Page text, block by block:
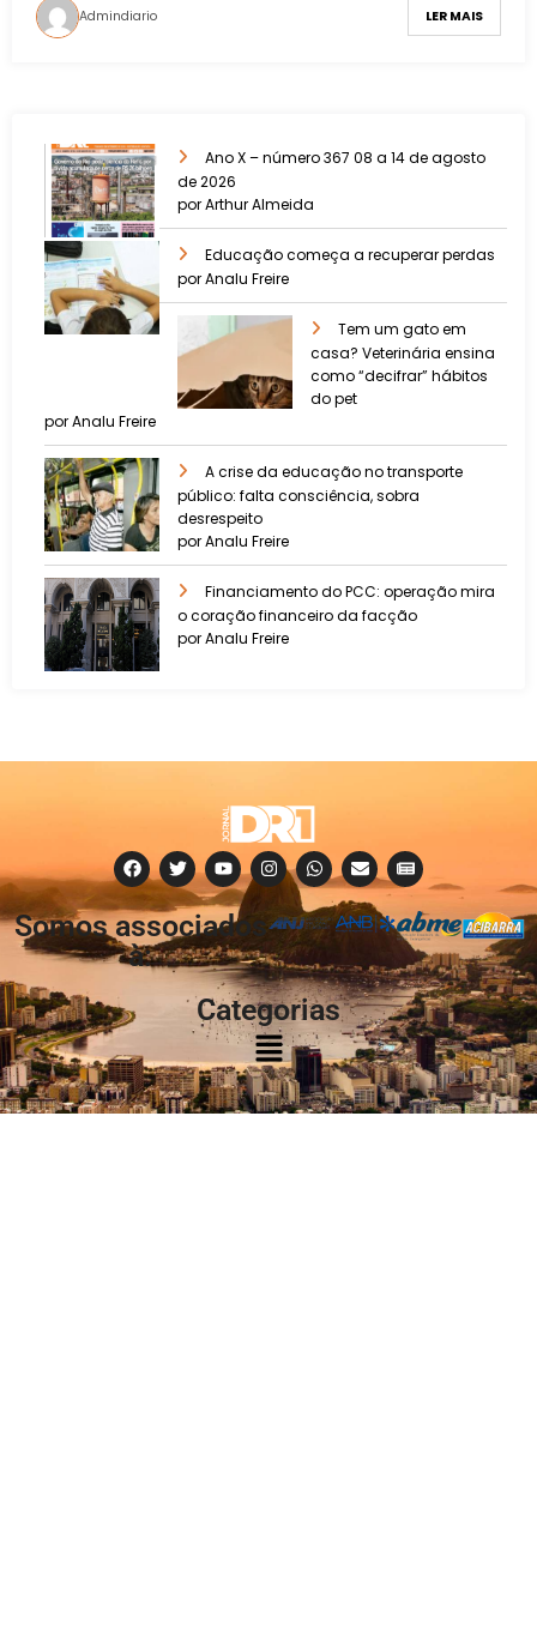
Admindiario LER MAIS
Ano X – número 367 08 a 14 de agosto
de 2026
por Arthur Almeida
Educação começa a recuperar perdas
por Analu Freire
Tem um gato em
casa? Veterinária ensina
como “decifrar” hábitos
do pet
por Analu Freire
A crise da educação no transporte
público: falta consciência, sobra
desrespeito
por Analu Freire
Financiamento do PCC: operação mira
o coração financeiro da facção
por Analu Freire
Somos associados
à:
Categorias